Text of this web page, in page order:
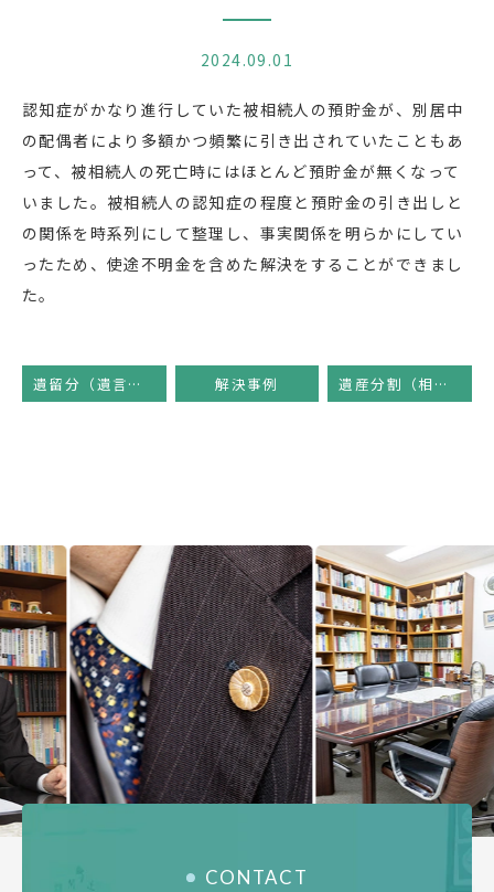
2024.09.01
認知症がかなり進行していた被相続人の預貯金が、別居中
の配偶者により多額かつ頻繁に引き出されていたこともあ
って、被相続人の死亡時にはほとんど預貯金が無くなって
いました。被相続人の認知症の程度と預貯金の引き出しと
の関係を時系列にして整理し、事実関係を明らかにしてい
ったため、使途不明金を含めた解決をすることができまし
た。
遺留分（遺言書ではゼロ、生前贈与、負債） 解決事例 遺産分割（相続人の一人が海外在住）
Previous Next
CONTACT